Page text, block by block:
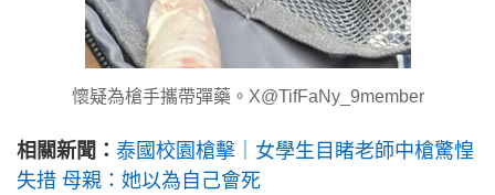
懷疑為槍手攜帶彈藥。X@TifFaNy_9member
相關新聞： 泰國校園槍擊｜女學生目睹老師中槍驚惶
失措 母親：她以為自己會死